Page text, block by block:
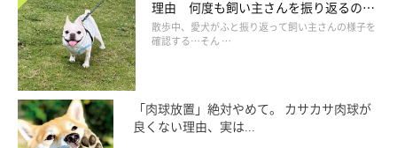
理由 何度も飼い主さんを振り返るのは
なぜ？
散歩中、愛犬がふと振り返って飼い主さんの様子を
確認する…そん …
「肉球放置」絶対やめて。 カサカサ肉球が
良くない理由、実は...